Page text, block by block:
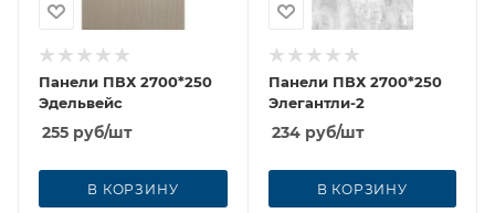
Панели ПВХ 2700*250
Эдельвейс
255 руб/шт
В КОРЗИНУ
Панели ПВХ 2700*250
Элегантли-2
234руб/шт
В КОРЗИНУ